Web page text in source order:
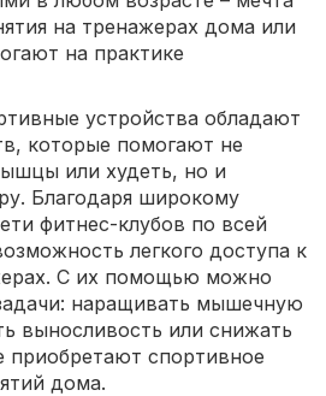
на тренажерах дома или
на практике
устройства обладают
которые помогают не
или худеть, но и
Благодаря широкому
фитнес-клубов по всей
легкого доступа к
С их помощью можно
наращивать мышечную
выносливость или снижать
приобретают спортивное
дома.